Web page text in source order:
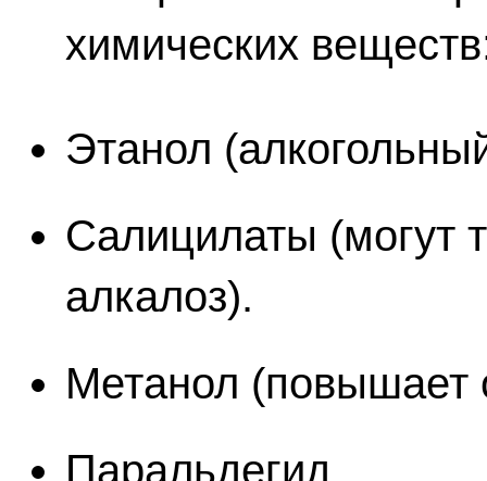
химических
Этанол
Салицилаты (могут
алкалоз).
Метанол (повышает
Паральдегид.